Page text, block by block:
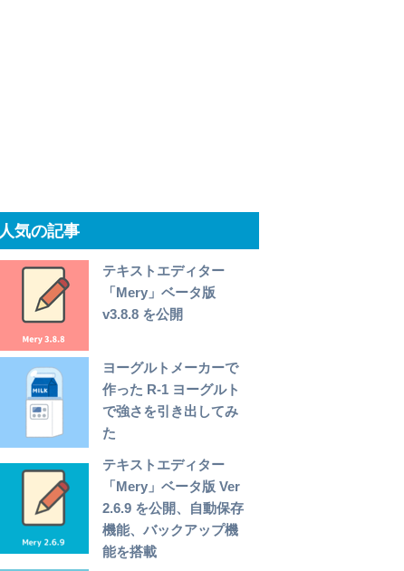
人気の記事
テキストエディター
「Mery」ベータ版
v3.8.8 を公開
ヨーグルトメーカーで
作った R-1 ヨーグルト
で強さを引き出してみ
た
テキストエディター
「Mery」ベータ版 Ver
2.6.9 を公開、自動保存
機能、バックアップ機
能を搭載